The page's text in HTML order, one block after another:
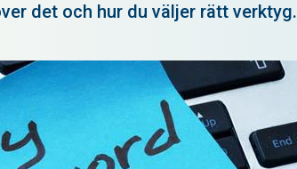
det och hur du väljer rätt verktyg.